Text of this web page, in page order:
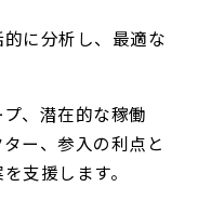
に分析し、最適な
、潜在的な稼働
ー、参入の利点と
支援します。